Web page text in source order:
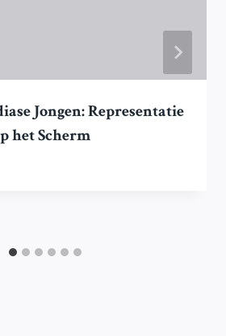
Jongen: Representatie
het Scherm